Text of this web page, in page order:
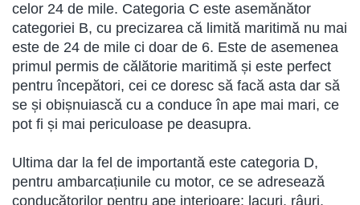
celor 24 de mile. Categoria C este asemănător
categoriei B, cu precizarea că limită maritimă nu mai
este de 24 de mile ci doar de 6. Este de asemenea
primul permis de călătorie maritimă și este perfect
pentru începători, cei ce doresc să facă asta dar să
se și obișnuiască cu a conduce în ape mai mari, ce
pot fi și mai periculoase pe deasupra.
Ultima dar la fel de importantă este categoria D,
pentru ambarcațiunile cu motor, ce se adresează
conducătorilor pentru ape interioare: lacuri, râuri,